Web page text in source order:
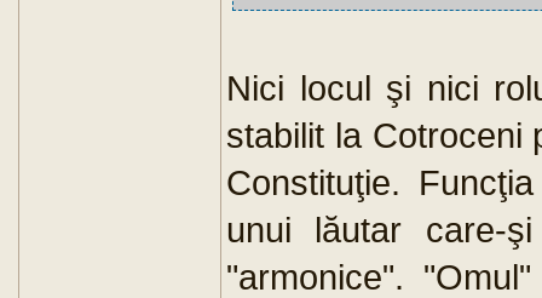
Nici locul şi nici
stabilit la Cotroceni
Constituţie.
unui lăutar care-
"armonice".